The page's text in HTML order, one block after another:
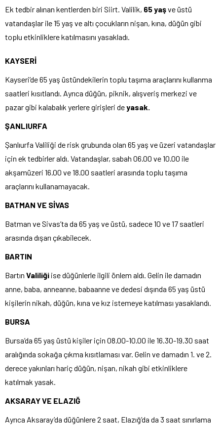
Ek tedbir alınan kentlerden biri Siirt. Valilik, 65 yaşve üstü
vatandaşlar ile 15 yaş ve altı çocukların nişan, kına, düğün gibi
toplu etkinliklere katılmasını yasakladı.
KAYSERİ
Kayseri’de 65 yaş üstündekilerin toplu taşıma araçlarını kullanma
saatleri kısıtlandı. Ayrıca düğün, piknik, alışveriş merkezi ve
pazar gibi kalabalık yerlere girişleri deyasak.
ŞANLIURFA
Şanlıurfa Valiliği de risk grubunda olan 65 yaş ve üzeri vatandaşlar
için ek tedbirler aldı. Vatandaşlar, sabah 06.00 ve 10.00 ile
akşamüzeri 16.00 ve 18.00 saatleri arasında toplu taşıma
araçlarını kullanamayacak.
BATMAN VE SİVAS
Batman ve Sivas’ta da 65 yaş ve üstü, sadece 10 ve 17 saatleri
arasında dışarı çıkabilecek.
BARTIN
Bartın Valiliği ise düğünlerle ilgili önlem aldı. Gelin ile damadın
anne, baba, anneanne, babaanne ve dedesi dışında 65 yaş üstü
kişilerin nikah, düğün, kına ve kız istemeye katılması yasaklandı.
BURSA
Bursa’da 65 yaş üstü kişiler için 08.00-10.00 ile 16.30-19.30 saat
aralığında sokağa çıkma kısıtlaması var. Gelin ve damadın 1. ve 2.
derece yakınları hariç düğün, nişan, nikah gibi etkinliklere
katılmak yasak.
AKSARAY VE ELAZIĞ
Ayrıca Aksaray’da düğünlere 2 saat, Elazığ’da da 3 saat sınırlama